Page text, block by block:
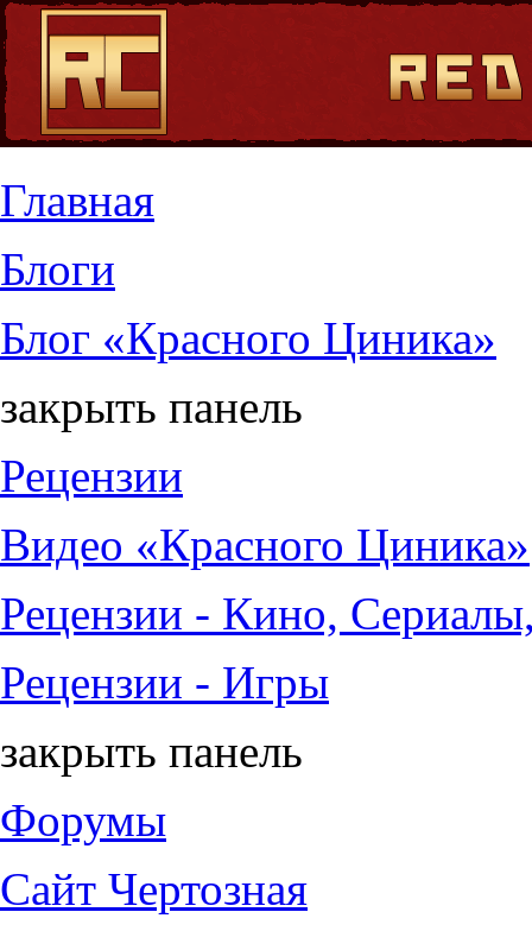
Jump to Content
Главная
Блоги
Блог «Красного Циника»
закрыть панель
Рецензии
Видео «Красного Циника»
Рецензии - Кино,
Рецензии - Игры
закрыть панель
Форумы
Сайт Чертозная